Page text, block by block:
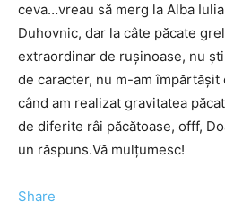
ceva…vreau să merg la Alba
Duhovnic, dar la câte păcate
extraordinar de ruşinoase, nu
de caracter, nu m-am împărtăşit
când am realizat gravitatea
de diferite râi păcătoase, offf,
un răspuns.Vă mulţumesc!
Share